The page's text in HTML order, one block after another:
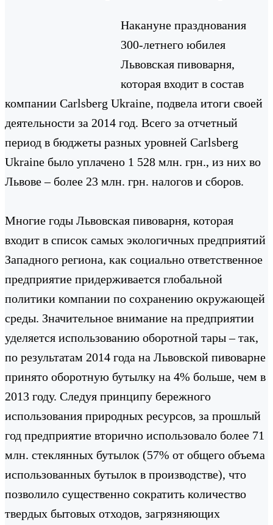
Накануне празднования
300-летнего юбилея
Львовская пивоварня,
которая входит в состав
компании Carlsberg Ukraine, подвела итоги своей
деятельности за 2014 год. Всего за отчетный
период в бюджеты разных уровней Carlsberg
Ukraine было уплачено 1 528 млн. грн., из них во
Львове – более 23 млн. грн. налогов и сборов.
Многие годы Львовская пивоварня, которая
входит в список самых экологичных предприятий
Западного региона, как социально ответственное
предприятие придерживается глобальной
политики компании по сохранению окружающей
среды. Значительное внимание на предприятии
уделяется использованию оборотной тары – так,
по результатам 2014 года на Львовской пивоварне
принято оборотную бутылку на 4% больше, чем в
2013 году. Следуя принципу бережного
использования природных ресурсов, за прошлый
год предприятие вторично использовало более 71
млн. стеклянных бутылок (57% от общего объема
использованных бутылок в производстве), что
позволило существенно сократить количество
твердых бытовых отходов, загрязняющих